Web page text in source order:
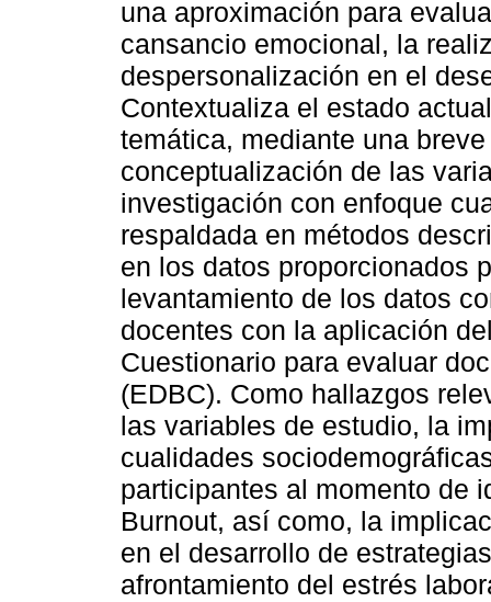
una aproximación para
cansancio emocional, la
despersonalización en el
Contextualiza el estado
temática, mediante una
conceptualización de las
investigación con enfoque
respaldada en métodos
en los datos proporcionados
levantamiento de los datos
docentes con la aplicación
Cuestionario para evaluar
(EDBC). Como hallazgos
las variables de estudio, la
cualidades
participantes al momento de
Burnout, así como, la
en el desarrollo de
afrontamiento del estrés